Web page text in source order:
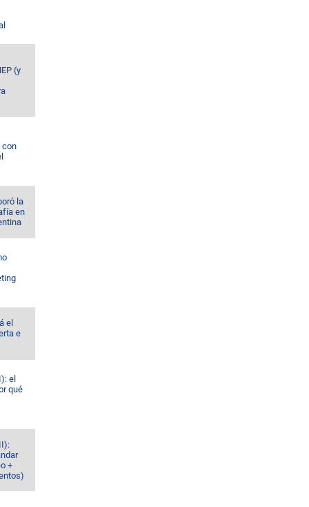
(y
con
la
en
el
e
el
qué
+